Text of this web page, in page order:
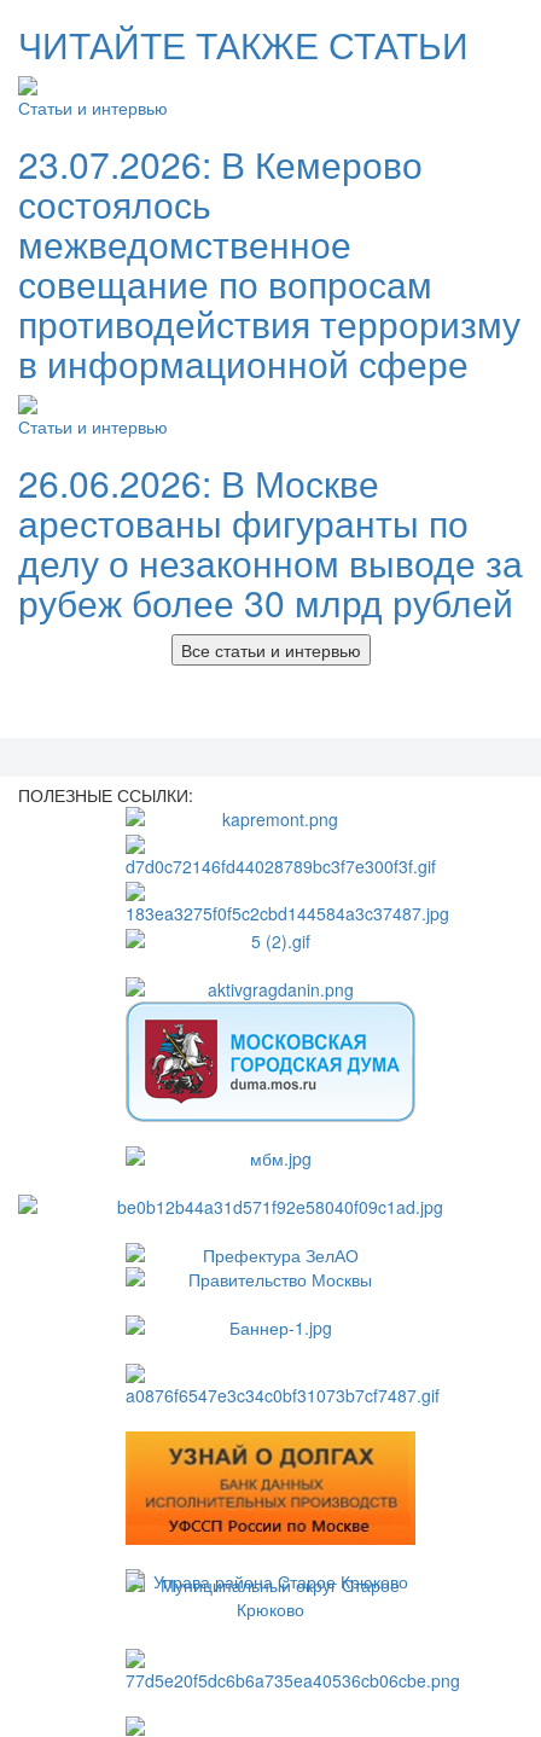
ЧИТАЙТЕ ТАКЖЕ СТАТЬИ
Статьи и интервью
23.07.2026: В Кемерово
состоялось
межведомственное
совещание по вопросам
противодействия терроризму
в информационной сфере
Статьи и интервью
26.06.2026: В Москве
арестованы фигуранты по
делу о незаконном выводе за
рубеж более 30 млрд рублей
Все статьи и интервью
ПОЛЕЗНЫЕ ССЫЛКИ: